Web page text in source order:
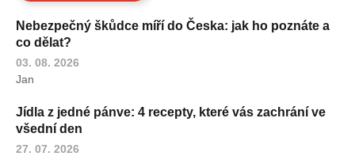
Nebezpečný škůdce míří do Česka: jak ho poznáte a
co dělat?
03. 08. 2026
Jan
Jídla z jedné pánve: 4 recepty, které vás zachrání ve
všední den
27. 07. 2026